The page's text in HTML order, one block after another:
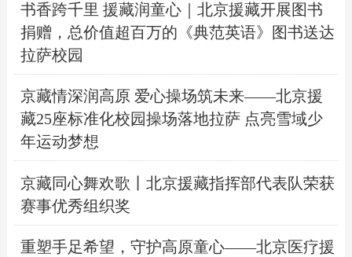
书香跨千里 援藏润童心｜北京援藏开展图书
捐赠，总价值超百万的《典范英语》图书送达
拉萨校园
京藏情深润高原 爱心操场筑未来——北京援
藏25座标准化校园操场落地拉萨 点亮雪域少
年运动梦想
京藏同心舞欢歌丨北京援藏指挥部代表队荣获
赛事优秀组织奖
重塑手足希望，守护高原童心——北京医疗援